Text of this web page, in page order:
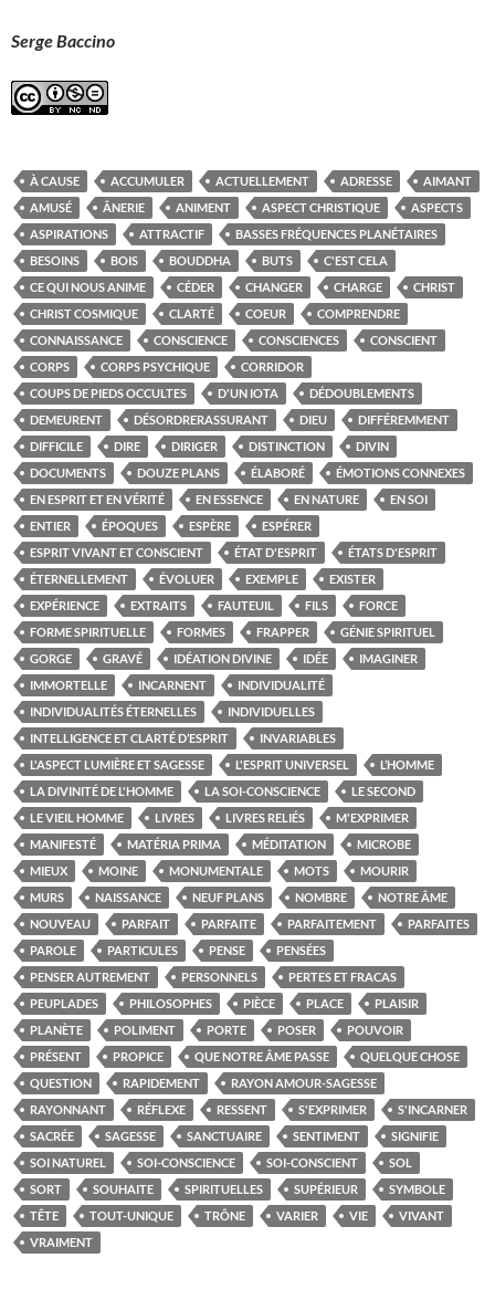
Serge Baccino
À CAUSE ACCUMULER ACTUELLEMENT ADRESSE
AIMANT
AMUSÉ
ÂNERIE ANIMENT ASPECT CHRISTIQUE
ASPECTS
ASPIRATIONS
ATTRACTIF
BASSES FRÉQUENCES PLANÉTAIRES
BESOINS
BOIS BOUDDHA BUTS
C'EST CELA
CE QUI NOUS ANIME
CÉDER CHANGER CHARGE
CHRIST
CHRIST COSMIQUE
CLARTÉ COEUR
COMPRENDRE
CONNAISSANCE
CONSCIENCE CONSCIENCES
CONSCIENT
CORPS
CORPS PSYCHIQUE
CORRIDOR
COUPS DE PIEDS OCCULTES
D'UN IOTA
DÉDOUBLEMENTS
DEMEURENT
DÉSORDRERASSURANT DIEU
DIFFÉREMMENT
DIFFICILE
DIRE DIRIGER DISTINCTION
DIVIN
DOCUMENTS
DOUZE PLANS ÉLABORÉ
ÉMOTIONS CONNEXES
EN ESPRIT ET EN VÉRITÉ
EN ESSENCE EN NATURE
EN SOI
ENTIER
ÉPOQUES ESPÈRE
ESPÉRER
ESPRIT VIVANT ET CONSCIENT
ÉTAT D'ESPRIT
ÉTATS D'ESPRIT
ÉTERNELLEMENT
ÉVOLUER EXEMPLE
EXISTER
EXPÉRIENCE
EXTRAITS FAUTEUIL FILS
FORCE
FORME SPIRITUELLE
FORMES FRAPPER
GÉNIE SPIRITUEL
GORGE
GRAVÉ IDÉATION DIVINE IDÉE
IMAGINER
IMMORTELLE
INCARNENT
INDIVIDUALITÉ
INDIVIDUALITÉS ÉTERNELLES
INDIVIDUELLES
INTELLIGENCE ET CLARTÉ D’ESPRIT
INVARIABLES
L'ASPECT LUMIÈRE ET SAGESSE
L'ESPRIT UNIVERSEL
L’HOMME
LA DIVINITÉ DE L'HOMME
LA SOI-CONSCIENCE
LE SECOND
LE VIEIL HOMME
LIVRES LIVRES RELIÉS
M'EXPRIMER
MANIFESTÉ
MATÉRIA PRIMA MÉDITATION
MICROBE
MIEUX
MOINE MONUMENTALE MOTS
MOURIR
MURS
NAISSANCE NEUF PLANS NOMBRE
NOTRE ÂME
NOUVEAU
PARFAIT PARFAITE PARFAITEMENT
PARFAITES
PAROLE
PARTICULES PENSE
PENSÉES
PENSER AUTREMENT
PERSONNELS
PERTES ET FRACAS
PEUPLADES
PHILOSOPHES PIÈCE PLACE
PLAISIR
PLANÈTE
POLIMENT PORTE POSER
POUVOIR
PRÉSENT
PROPICE QUE NOTRE ÂME PASSE
QUELQUE CHOSE
QUESTION
RAPIDEMENT
RAYON AMOUR-SAGESSE
RAYONNANT
RÉFLEXE RESSENT S'EXPRIMER
S'INCARNER
SACRÉE
SAGESSE SANCTUAIRE SENTIMENT
SIGNIFIE
SOI NATUREL
SOI-CONSCIENCE SOI-CONSCIENT
SOL
SORT
SOUHAITE SPIRITUELLES SUPÉRIEUR
SYMBOLE
TÊTE
TOUT-UNIQUE TRÔNE VARIER VIE
VIVANT
VRAIMENT